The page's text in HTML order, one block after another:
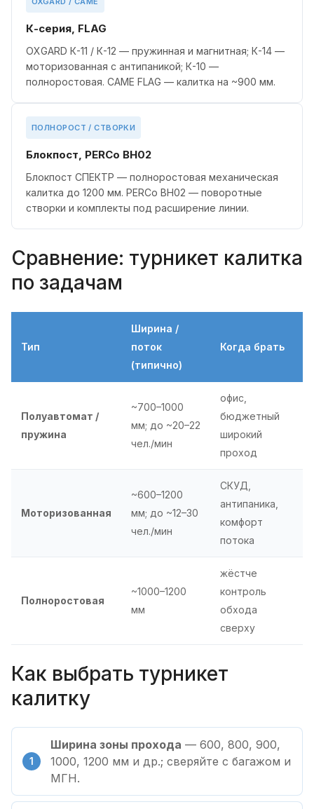
К-серия, FLAG
OXGARD К-11 / К-12 — пружинная и магнитная; К-14 —
моторизованная с антипаникой; К-10 —
полноростовая. CAME FLAG — калитка на ~900 мм.
ПОЛНОРОСТ / СТВОРКИ
Блокпост, PERCo BH02
Блокпост СПЕКТР — полноростовая механическая
калитка до 1200 мм. PERCo BH02 — поворотные
створки и комплекты под расширение линии.
Сравнение: турникет калитка
по задачам
Тип
Ширина /
поток
(типично)
Когда брать
Полуавтомат /
пружина
~700–1000
мм; до ~20–22
чел./мин
офис,
бюджетный
широкий
проход
Моторизованная
~600–1200
мм; до ~12–30
чел./мин
СКУД,
антипаника,
комфорт
потока
Полноростовая
~1000–1200
мм
жёстче
контроль
обхода
сверху
Как выбрать турникет
калитку
Ширина зоны прохода — 600, 800, 900,
1000, 1200 мм и др.; сверяйте с багажом и
МГН.